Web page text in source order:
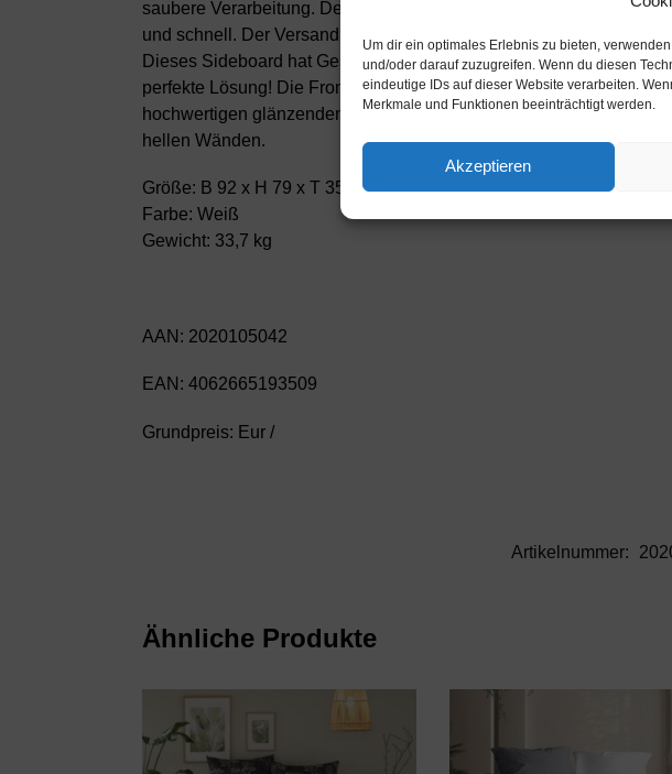
Um dir ein optimales Erlebnis zu bieten,
und/oder darauf zuzugreifen. Wenn du diesen
eindeutige IDs auf dieser Website verarbeiten.
Merkmale und Funktionen beeinträchtigt werden.
Akzeptieren
saubere Verarbeitung. Der Aufbau des Sideboards gestaltet sich
und schnell. Der Versand erfolgt innerhalb von 2-3 Werktagen.
Dieses Sideboard hat Gesamt-Maße von 92x79x35cm. Viel Platz,
perfekte Lösung! Die Frontfarbe Hochglanz Weiß bringt als reine
hochwertigen glänzenden Kontrast zu dunklen Wänden. Der
hellen Wänden.
Größe: B 92 x H 79 x T 35cm
Farbe: Weiß
Gewicht: 33,7 kg
AAN: 2020105042
EAN: 4062665193509
Grundpreis: Eur /
Artikelnummer:
Ähnliche Produkte